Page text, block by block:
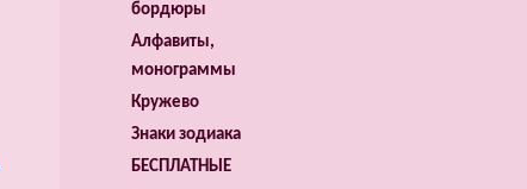
бордюры
Алфавиты,
монограммы
Кружево
Знаки зодиака
БЕСПЛАТНЫЕ